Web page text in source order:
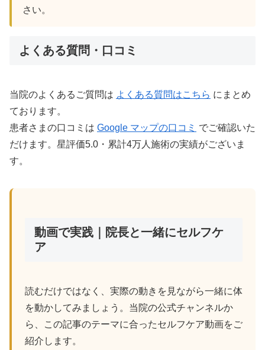
さい。
よくある質問・口コミ
当院のよくあるご質問は よくある質問はこちら にまとめ
ております。
患者さまの口コミは Google マップの口コミ でご確認いた
だけます。星評価5.0・累計4万人施術の実績がございま
す。
動画で実践｜院長と一緒にセルフケ
ア
読むだけではなく、実際の動きを見ながら一緒に体
を動かしてみましょう。当院の公式チャンネルか
ら、この記事のテーマに合ったセルフケア動画をご
紹介します。